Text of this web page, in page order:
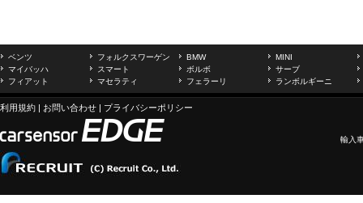
ベンツ フォルクスワーゲン BMW
MINI
マイバッハ
スマート ボルボ
サーブ
フィアット
マセラティ フェラーリ ランボルギーニ
利用規約 | お問い合わせ | プライバシーポリシー
輸入